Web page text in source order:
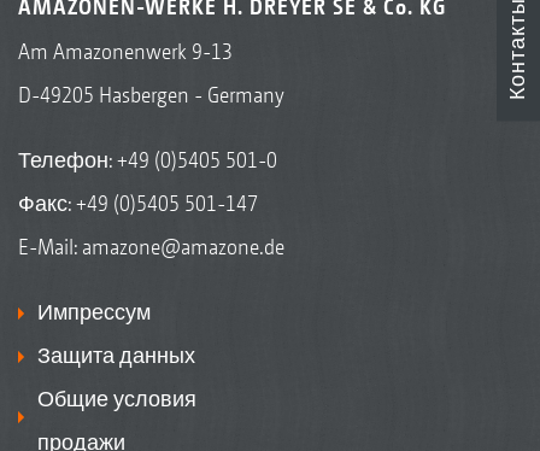
AMAZONEN-WERKE H. DREYER SE & Co. KG
Am Amazonenwerk 9-13
D-49205 Hasbergen - Germany
Телефон:+49 (0)5405 501-0
Факс: +49 (0)5405 501-147
E-Mail: amazone@amazone.de
Импрессум
Защита данных
Общие условия
продажи
Контакты